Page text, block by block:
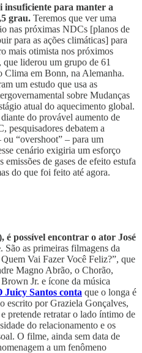
insuficiente para manter a
grau. Teremos que ver uma
nas próximas NDCs [planos de
para as ações climáticas] para
mais otimista nos próximos
que liderou um grupo de 61
Clima em Bonn, na Alemanha.
um estudo que usa as
sobre Mudanças
atual do aquecimento global.
do provável aumento de
pesquisadores debatem a
“overshoot” – para um
cenário exigiria um esforço
de gases de efeito estufa
do que foi feito até agora.
é possível encontrar o ator José
. São as primeiras filmagens da
Vai Fazer Você Feliz?”, que
Magno Abrão, o Chorão,
Jr. e ícone da música
Juicy Santos conta que o longa é
escrito por Graziela Gonçalves,
pretende retratar o lado íntimo de
do relacionamento e os
O filme, ainda sem data de
a um fenômeno